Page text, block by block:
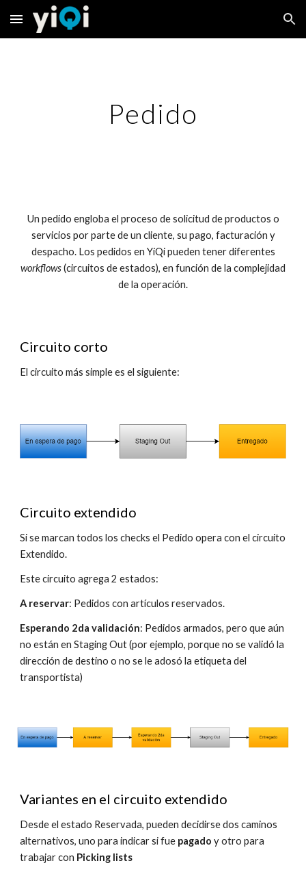
Skip to main content Skip to navigation
Pedido
Un pedido engloba el proceso de solicitud de productos o
servicios por parte de un cliente, su pago, facturación y
despacho. Los pedidos en YiQi pueden tener diferentes
workflows(circuitos de estados), en función de la complejidad
de la operación.
Circuito corto
El circuito más simple es el siguiente:
Circuito extendido
Si se marcan todos los checks el Pedido opera con el circuito
Extendido.
Este circuito agrega 2 estados:
A reservar: Pedidos con artículos reservados.
Esperando 2da validación: Pedidos armados, pero que aún
no están en Staging Out (por ejemplo, porque no se validó la
dirección de destino o no se le adosó la etiqueta del
transportista)
Variantes en el circuito extendido
Desde el estado Reservada, pueden decidirse dos caminos
alternativos, uno para indicar si fue pagadoy otro para
trabajar con Picking lists